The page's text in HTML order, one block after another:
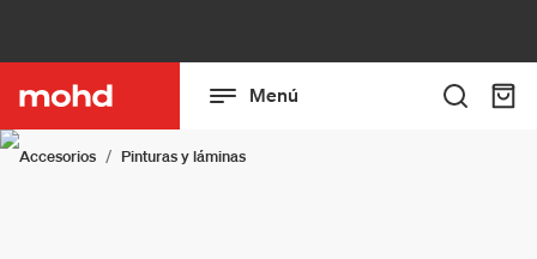
Menú
Accesorios Pinturas y láminas